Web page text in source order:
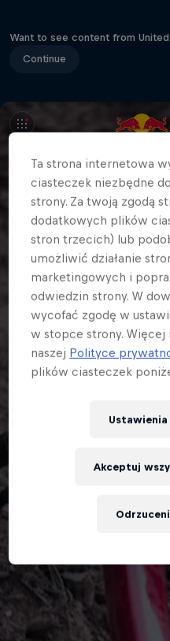
Want to see content from
Continue
Ta strona internetowa
ciasteczek niezbędne
strony. Za twoją zgodą
dodatkowych plików
stron trzecich) lub
umożliwić działanie
marketingowych i
odwiedzin strony. W
wycofać zgodę w
w stopce strony. Więcej
naszej Polityce
plików ciasteczek
Akceptuj